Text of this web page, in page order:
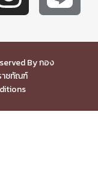
By กอง
าชทัณฑ์